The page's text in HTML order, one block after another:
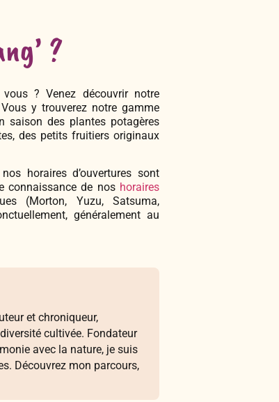
?
? Venez découvrir notre
y trouverez notre gamme
saison des plantes potagères
des petits fruitiers originaux
horaires d’ouvertures sont
connaissance de nos horaires
(Morton, Yuzu, Satsuma,
généralement au
et chroniqueur,
cultivée. Fondateur
avec la nature, je suis
Découvrez mon parcours,